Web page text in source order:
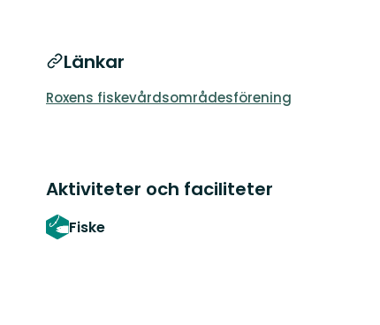
Länkar
Roxens fiskevårdsområdesförening
Aktiviteter och faciliteter
Fiske